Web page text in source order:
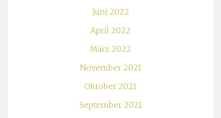
Juni 2022
April 2022
März 2022
November 2021
Oktober 2021
September 2021